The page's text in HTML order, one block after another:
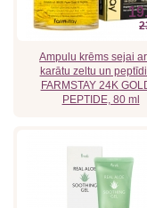
Ampulu krēms sejai
karātu zeltu un
FARMSTAY 24K
PEPTIDE, 80 ml